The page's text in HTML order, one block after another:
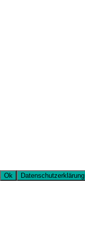
Ok Datenschutzerklärung